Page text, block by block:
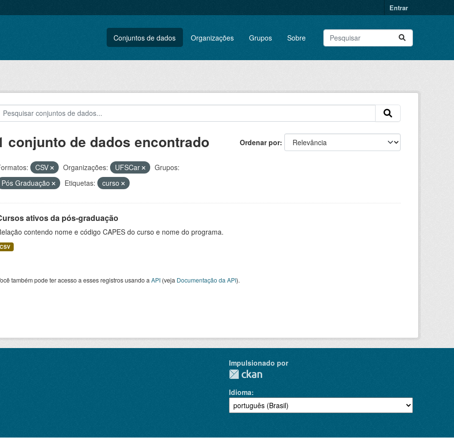
Entrar
Conjuntos de dados Organizações Grupos Sobre
Ordenar por
conjunto de dados encontrado
CSV Organizações: UFSCar
Grupos:
Pós Graduação
Etiquetas: curso
ativos da pós-graduação
contendo nome e código CAPES do curso e nome do programa.
CSV
também pode ter acesso a esses registros usando a API(veja Documentação da API).
Impulsionado por
Idioma